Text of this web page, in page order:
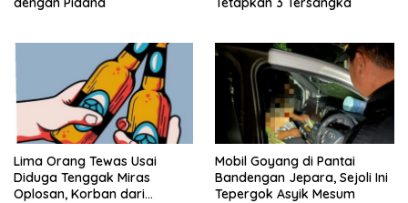
Lima Orang Tewas Usai
Diduga Tenggak Miras
Oplosan, Korban dari
Mobil Goyang di Pantai
Bandengan Jepara, Sejoli Ini
Tepergok Asyik Mesum